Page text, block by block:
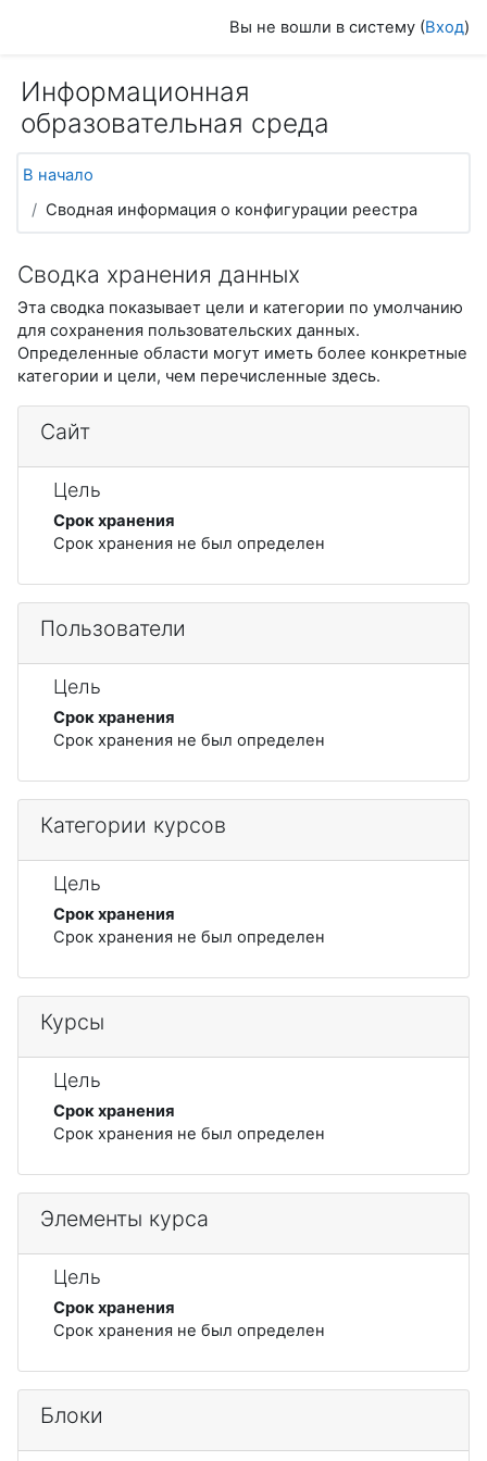
Вы не вошли в систему (Вход)
Информационная
образовательная среда
В начало
Сводная информация о конфигурации реестра
Сводка хранения данных
Эта сводка показывает цели и категории по умолчанию
для сохранения пользовательских данных.
Определенные области могут иметь более конкретные
категории и цели, чем перечисленные здесь.
Сайт
Цель
Срок хранения
Срок хранения не был определен
Пользователи
Цель
Срок хранения
Срок хранения не был определен
Категории курсов
Цель
Срок хранения
Срок хранения не был определен
Курсы
Цель
Срок хранения
Срок хранения не был определен
Элементы курса
Цель
Срок хранения
Срок хранения не был определен
Блоки